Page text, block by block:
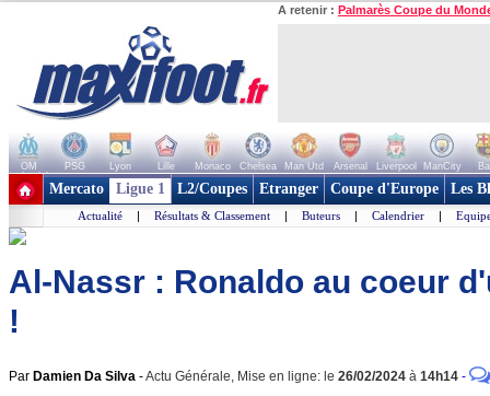
A retenir : Palmarès Coupe du
OM PSG Lyon Lille Monaco Chelsea Man Utd Arsenal Liverpool ManCity
+ de clubs
Mercato Ligue 1 L2/Coupes Etranger Coupe d'Europe Les
Actualité | Résultats & Classement | Buteurs | Calendrier |
Al-Nassr : Ronaldo au coeur
!
Par Damien Da Silva -Actu Générale, Mise en ligne: le 26/02/2024 à 14h14 -